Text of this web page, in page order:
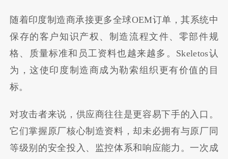
随着印度制造商承接更多全球OEM订单，其系统中
保存的客户知识产权、制造流程文件、零部件规
格、质量标准和员工资料也越来越多。Skeletos认
为，这使印度制造商成为勒索组织更有价值的目
标。
对攻击者来说，供应商往往是更容易下手的入口。
它们掌握原厂核心制造资料，却未必拥有与原厂同
等级别的安全投入、监控体系和响应能力。一次成